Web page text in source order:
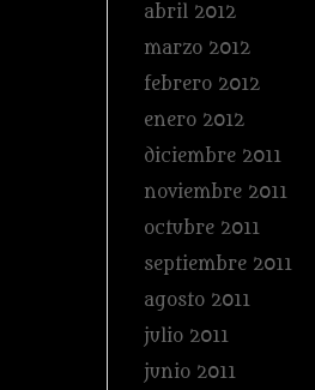
abril 2012
marzo 2012
febrero 2012
enero 2012
diciembre 2011
noviembre 2011
octubre 2011
septiembre 2011
agosto 2011
julio 2011
junio 2011